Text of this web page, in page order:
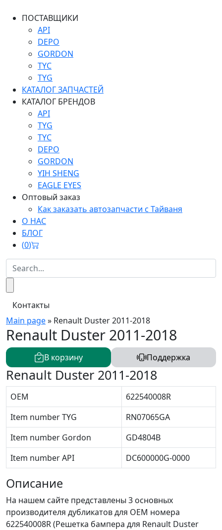
ПОСТАВЩИКИ
API
DEPO
GORDON
TYC
TYG
КАТАЛОГ ЗАПЧАСТЕЙ
КАТАЛОГ БРЕНДОВ
API
TYG
TYC
DEPO
GORDON
YIH SHENG
EAGLE EYES
Оптовый заказ
Как заказать автозапчасти с Тайваня
О НАС
БЛОГ
(0)
Контакты
Main page» Renault Duster 2011-2018
Renault Duster 2011-2018
В корзину Поддержка
Renault Duster 2011-2018
OEM
622540008R
Item number TYG
RN07065GA
Item number Gordon
GD4804B
Item number API
DC600000G-0000
Описание
На нашем сайте представлены 3 основных
производителя дубликатов для OEM номера
622540008R (Решетка бампера для Renault Duster